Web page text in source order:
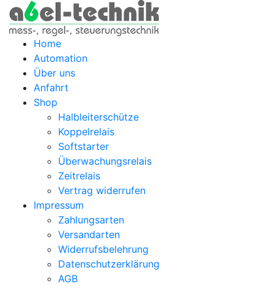
Home
Automation
Über uns
Anfahrt
Shop
Halbleiterschütze
Koppelrelais
Softstarter
Überwachungsrelais
Zeitrelais
Vertrag widerrufen
Impressum
Zahlungsarten
Versandarten
Widerrufsbelehrung
Datenschutzerklärung
AGB